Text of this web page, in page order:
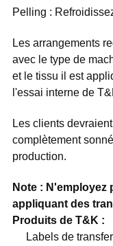
Pelling :
Les arrangements
avec le type de
et le tissu il est
l'essai interne de
Les clients
complètement
production.
Note : N'employez
appliquant des
Produits de T&K :
Labels de